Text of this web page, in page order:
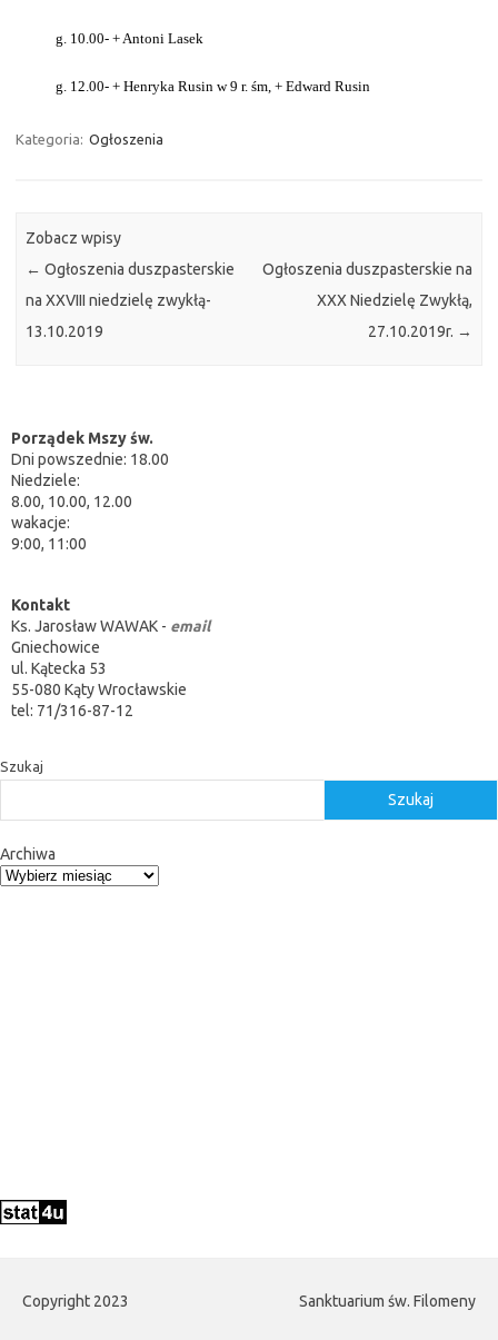
g. 10.00- + Antoni Lasek
g. 12.00- + Henryka Rusin w 9 r. śm, + Edward Rusin
Kategoria: Ogłoszenia
Zobacz wpisy
← Ogłoszenia duszpasterskie
na XXVIII niedzielę zwykłą-
13.10.2019
Ogłoszenia duszpasterskie na
XXX Niedzielę Zwykłą,
27.10.2019r. →
Porządek Mszy św.
Dni powszednie: 18.00
Niedziele:
8.00, 10.00, 12.00
wakacje:
9:00, 11:00
Kontakt
Ks. Jarosław WAWAK - email
Gniechowice
ul. Kątecka 53
55-080 Kąty Wrocławskie
tel: 71/316-87-12
Szukaj
Szukaj
Archiwa
Copyright 2023 Sanktuarium św. Filomeny